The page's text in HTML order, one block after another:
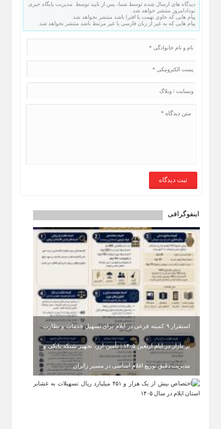
دیدگاه های ارسال شده توسط شما، پس از تایید توسط مدیریت پایگاه خبری
نودادامروز منتشر خواهد شد.
پیام هایی که حاوی تهمت یا افترا باشد منتشر نخواهد شد.
پیام هایی که به غیر از زبان فارسی یا غیر مرتبط باشد منتشر نخواهد شد.
اینفوگرافی
استقرار ۹ کمیته فرعی در ایلام برای تسهیل خدمات و نظارت
بر بازار در ایام اربعین ۱۴۰۵ | تأمین ارز، تجهیز شبکه بانکی و
مدیریت دقیق توزیع اقلام اساسی در مسیر زائران